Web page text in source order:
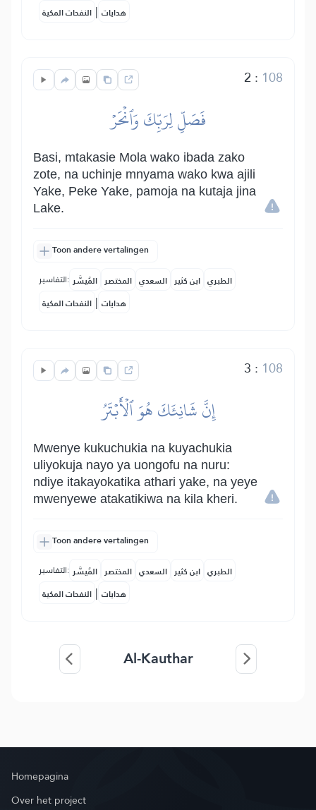
النفحات المكية | هدايات
2 : 108
فَصَلِّ لِرَبِّكَ وَٱنۡحَرۡ
Basi, mtakasie Mola wako ibada zako
zote, na uchinje mnyama wako kwa ajili
Yake, Peke Yake, pamoja na kutaja jina
Lake.
Toon andere vertalingen
التفاسير: المُيسَّر المختصر السعدي ابن كثير الطبري
النفحات المكية | هدايات
3 : 108
إِنَّ شَانِئَكَ هُوَ ٱلۡأَبۡتَرُ
Mwenye kukuchukia na kuyachukia
uliyokuja nayo ya uongofu na nuru:
ndiye itakayokatika athari yake, na yeye
mwenyewe atakatikiwa na kila kheri.
Toon andere vertalingen
التفاسير: المُيسَّر المختصر السعدي ابن كثير الطبري
النفحات المكية | هدايات
Al-Kauthar
Homepagina
Over het project